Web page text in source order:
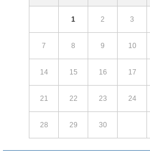
1 2 3
7 8 9 10
14 15 16 17
21 22 23 24
28 29 30